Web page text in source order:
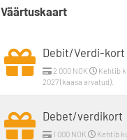
Väärtuskaart
Debit/Verdi-kort
2 000 NOK
Kehtib
2027 (kaasa arvatud).
Debet/verdikort
1 000 NOK
Kehtib